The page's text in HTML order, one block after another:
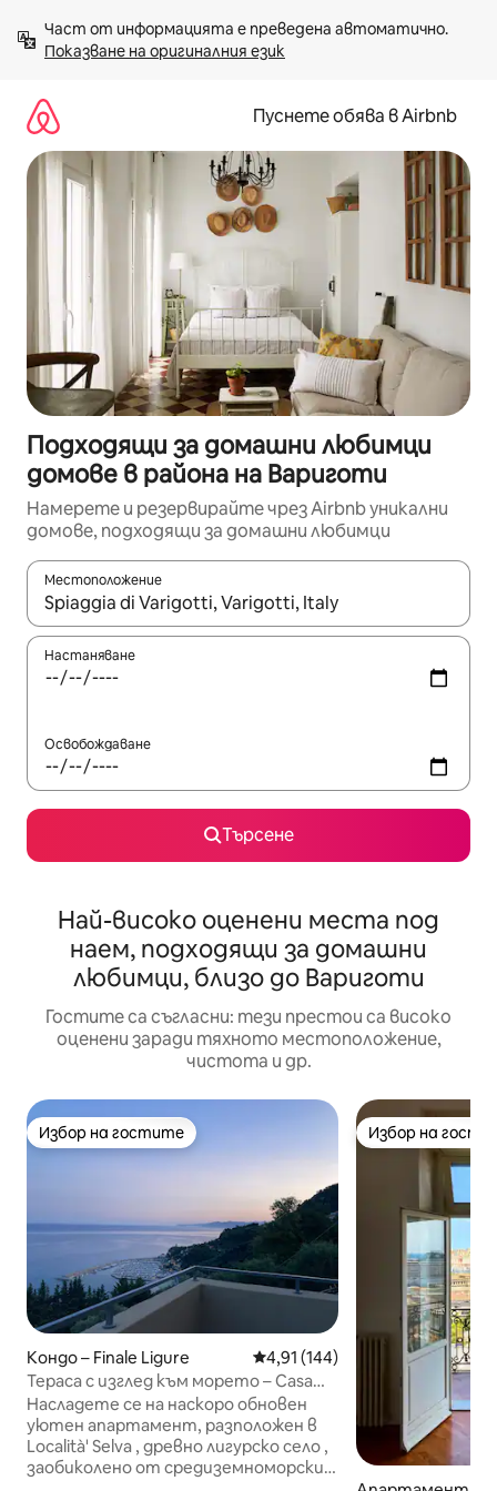
към
съдържанието
Показване на оригиналния език
Пуснете обява в Airbnb
Подходящи за домашни любимци
домове в района на Вариготи
Намерете и резервирайте чрез Airbnb уникални
домове, подходящи за домашни любимци
Местоположение
Когато резултатите се покажат, използвайте
Настаняване
Освобождаване
Търсене
Най-високо оценени места под
наем, подходящи за домашни
любимци, близо до Вариготи
Гостите са съгласни: тези престои са високо
оценени заради тяхното местоположение,
чистота и др.
Избор на гостите
Избор на гостите
Кондо – Finale Ligure Средна оценка: 4,91 от 5,
4,91 (144)
Тераса с изглед към морето – Casa
Agave
Насладете се на наскоро обновен
уютен апартамент, разположен в
Località' Selva , древно лигурско село ,
заобиколено от средиземноморски
Избор на
Избор на